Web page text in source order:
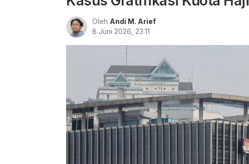
Oleh Andi M. Arief
8 Juni 2026, 23:11